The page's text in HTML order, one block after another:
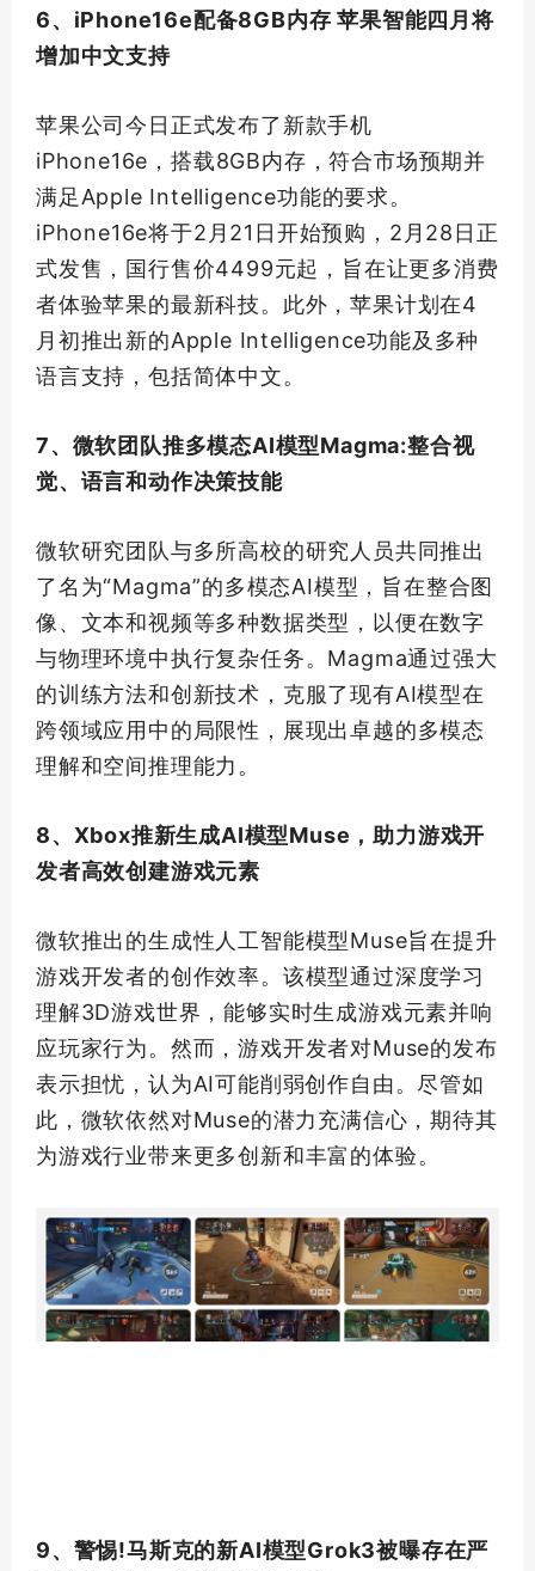
6、iPhone16e配备8GB内存 苹果智能四月将
增加中文支持
苹果公司今日正式发布了新款手机
iPhone16e，搭载8GB内存，符合市场预期并
满足Apple Intelligence功能的要求。
iPhone16e将于2月21日开始预购，2月28日正
式发售，国行售价4499元起，旨在让更多消费
者体验苹果的最新科技。此外，苹果计划在4
月初推出新的Apple Intelligence功能及多种
语言支持，包括简体中文。
7、微软团队推多模态AI模型Magma:整合视
觉、语言和动作决策技能
微软研究团队与多所高校的研究人员共同推出
了名为“Magma”的多模态AI模型，旨在整合图
像、文本和视频等多种数据类型，以便在数字
与物理环境中执行复杂任务。Magma通过强大
的训练方法和创新技术，克服了现有AI模型在
跨领域应用中的局限性，展现出卓越的多模态
理解和空间推理能力。
8、Xbox推新生成AI模型Muse，助力游戏开
发者高效创建游戏元素
微软推出的生成性人工智能模型Muse旨在提升
游戏开发者的创作效率。该模型通过深度学习
理解3D游戏世界，能够实时生成游戏元素并响
应玩家行为。然而，游戏开发者对Muse的发布
表示担忧，认为AI可能削弱创作自由。尽管如
此，微软依然对Muse的潜力充满信心，期待其
为游戏行业带来更多创新和丰富的体验。
9、警惕!马斯克的新AI模型Grok3被曝存在严